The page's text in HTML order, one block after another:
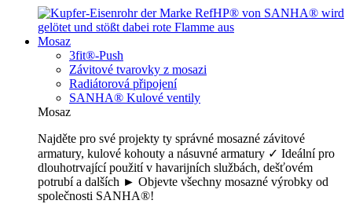
Mosaz
3fit®-Push
Závitové tvarovky z mosazi
Radiátorová připojení
SANHA® Kulové ventily
Mosaz
Najděte pro své projekty ty správné mosazné závitové
armatury, kulové kohouty a násuvné armatury ✓ Ideální pro
dlouhotrvající použití v havarijních službách, dešťovém
potrubí a dalších ► Objevte všechny mosazné výrobky od
společnosti SANHA®!